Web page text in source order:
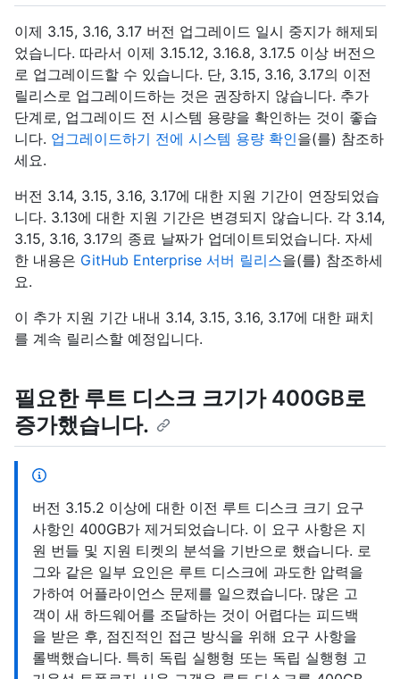
이제 3.15, 3.16, 3.17 버전 업그레이드 일시 중지가 해제되
었습니다. 따라서 이제 3.15.12, 3.16.8, 3.17.5 이상 버전으
로 업그레이드할 수 있습니다. 단, 3.15, 3.16, 3.17의 이전
릴리스로 업그레이드하는 것은 권장하지 않습니다. 추가
단계로, 업그레이드 전 시스템 용량을 확인하는 것이 좋습
니다. 업그레이드하기 전에 시스템 용량 확인을(를) 참조하
세요.
버전 3.14, 3.15, 3.16, 3.17에 대한 지원 기간이 연장되었습
니다. 3.13에 대한 지원 기간은 변경되지 않습니다. 각 3.14,
3.15, 3.16, 3.17의 종료 날짜가 업데이트되었습니다. 자세
한 내용은 GitHub Enterprise 서버 릴리스을(를) 참조하세
요.
이 추가 지원 기간 내내 3.14, 3.15, 3.16, 3.17에 대한 패치
를 계속 릴리스할 예정입니다.
필요한 루트 디스크 크기가 400GB로
증가했습니다.
버전 3.15.2 이상에 대한 이전 루트 디스크 크기 요구
사항인 400GB가 제거되었습니다. 이 요구 사항은 지
원 번들 및 지원 티켓의 분석을 기반으로 했습니다. 로
그와 같은 일부 요인은 루트 디스크에 과도한 압력을
가하여 어플라이언스 문제를 일으켰습니다. 많은 고
객이 새 하드웨어를 조달하는 것이 어렵다는 피드백
을 받은 후, 점진적인 접근 방식을 위해 요구 사항을
롤백했습니다. 특히 독립 실행형 또는 독립 실행형 고